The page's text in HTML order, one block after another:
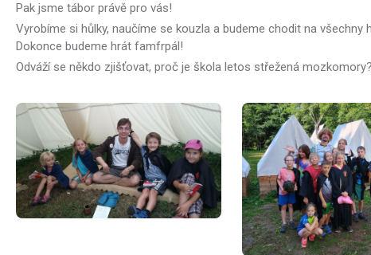
Pak jsme tábor právě pro vás!
Vyrobíme si hůlky, naučíme se kouzla a budeme chodit na
Dokonce budeme hrát famfrpál!
Odváží se někdo zjišťovat, proč je škola letos střežená